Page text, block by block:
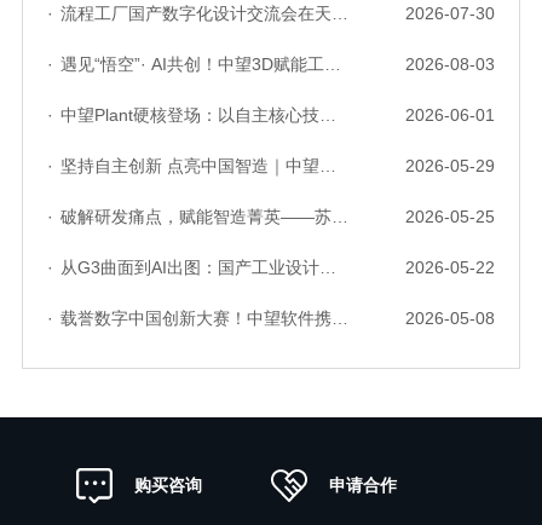
· 流程工厂国产数字化设计交流会在天津召开，中望自主CAD底座助力行业数字化转型实践获广泛关注 2026-07-30
· 遇见“悟空”· AI共创！中望3D赋能工业设计国产化与AI创新升级 2026-08-03
· 中望Plant硬核登场：以自主核心技术，破解流程工业数据一致性与协同困境 2026-06-01
· 坚持自主创新 点亮中国智造｜中望软件亮相第十届中国网络版权保护与发展大会 2026-05-29
· 破解研发痛点，赋能智造菁英——苏州研发菁英 CTO 成长营暨高级人才认证启动会圆满落幕 2026-05-25
· 从G3曲面到AI出图：国产工业设计软件的硬实力到底怎么样了？ 2026-05-22
· 载誉数字中国创新大赛！中望软件携手三家伙伴，斩获信创赛道多项大奖 2026-05-08
购买咨询 申请合作